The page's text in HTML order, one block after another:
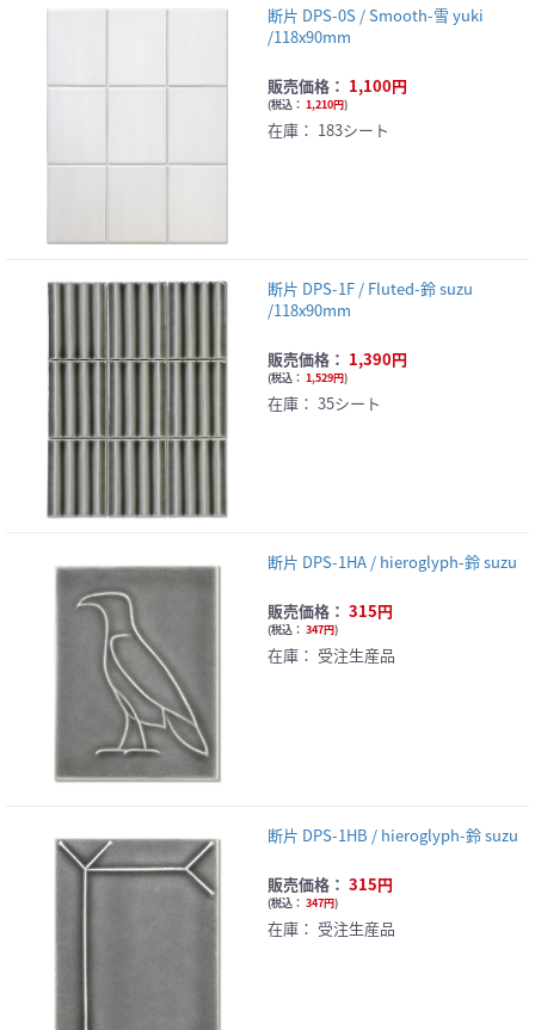
断片 DPS-0S / Smooth-雪 yuki
/118x90mm
販売価格： 1,100円
(税込： 1,210円)
在庫： 183シート
断片 DPS-1F / Fluted-鈴 suzu
/118x90mm
販売価格： 1,390円
(税込： 1,529円)
在庫： 35シート
断片 DPS-1HA / hieroglyph-鈴 suzu
販売価格： 315円
(税込： 347円)
在庫： 受注生産品
断片 DPS-1HB / hieroglyph-鈴 suzu
販売価格： 315円
(税込： 347円)
在庫： 受注生産品